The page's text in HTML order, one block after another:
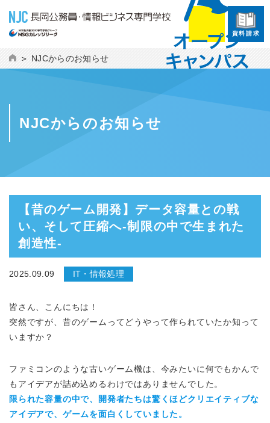
資料請求
NJCからのお知らせ
NJCからのお知らせ
【昔のゲーム開発】データ容量との戦
い、そして圧縮へ-制限の中で生まれた
創造性-
2025.09.09 IT・情報処理
皆さん、こんにちは！
突然ですが、昔のゲームってどうやって作られていたか知って
いますか？
ファミコンのような古いゲーム機は、今みたいに何でもかんで
もアイデアが詰め込めるわけではありませんでした。
限られた容量の中で、開発者たちは驚くほどクリエイティブな
アイデアで、ゲームを面白くしていました。